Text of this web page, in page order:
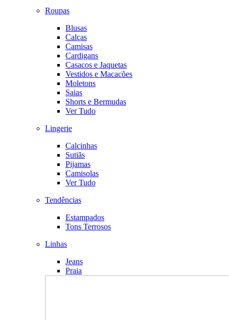
Roupas
Blusas
Calças
Camisas
Cardigans
Casacos e Jaquetas
Vestidos e Macacões
Moletons
Saias
Shorts e Bermudas
Ver Tudo
Lingerie
Calcinhas
Sutiãs
Pijamas
Camisolas
Ver Tudo
Tendências
Estampados
Tons Terrosos
Linhas
Jeans
Praia